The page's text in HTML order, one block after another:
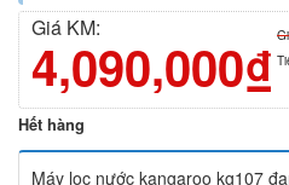
Giá KM:
4,090,000₫
Hết hàng
Máy lọc nước kangaroo kg107